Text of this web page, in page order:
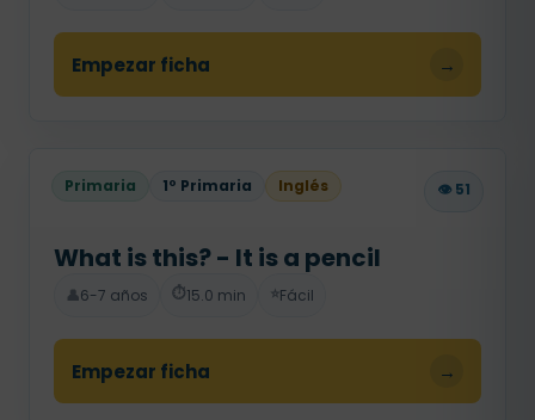
Empezar ficha →
Primaria 1º Primaria Inglés 👁️ 51
What is this? - It is a pencil
👤6-7 años ⏱️15.0 min ⭐Fácil
Empezar ficha →